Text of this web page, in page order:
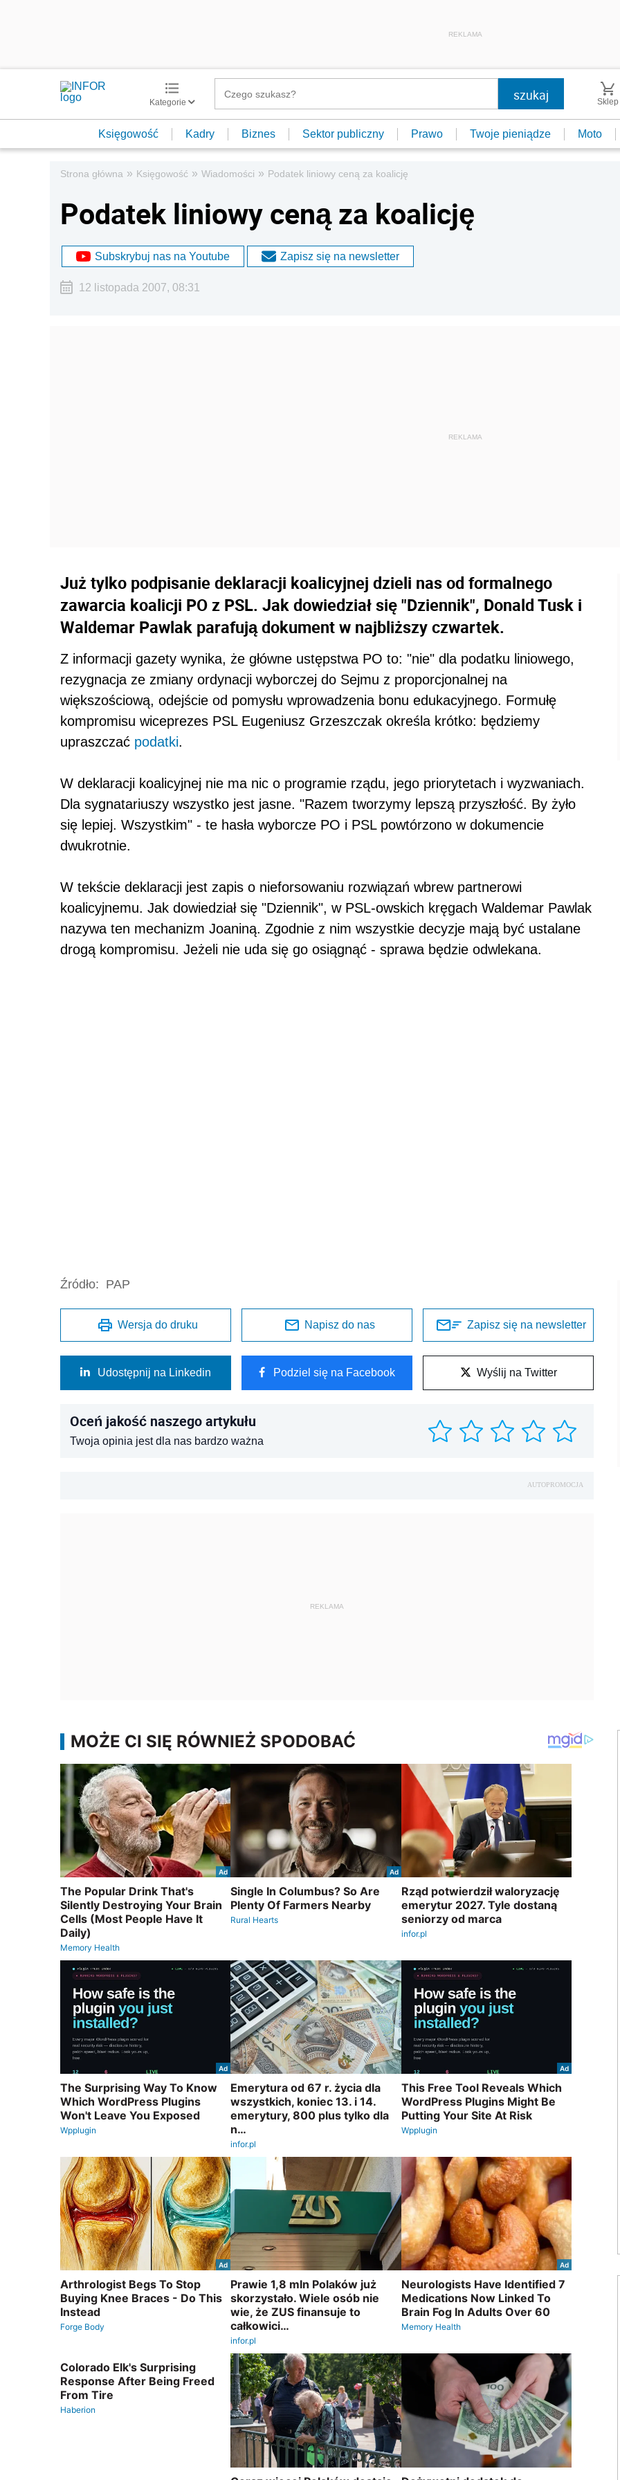
REKLAMA
Kategorie Sklep
Księgowość Kadry Biznes Sektor publiczny Prawo Twoje pieniądze Moto
Strona główna » Księgowość » Wiadomości » Podatek liniowy ceną za koalicję
Podatek liniowy ceną za koalicję
Subskrybuj nas na Youtube Zapisz się na newsletter
12 listopada 2007, 08:31
Już tylko podpisanie deklaracji koalicyjnej dzieli nas od formalnego
zawarcia koalicji PO z PSL. Jak dowiedział się "Dziennik", Donald Tusk i
Waldemar Pawlak parafują dokument w najbliższy czwartek.
Z informacji gazety wynika, że główne ustępstwa PO to: "nie" dla podatku liniowego,
rezygnacja ze zmiany ordynacji wyborczej do Sejmu z proporcjonalnej na
większościową, odejście od pomysłu wprowadzenia bonu edukacyjnego. Formułę
kompromisu wiceprezes PSL Eugeniusz Grzeszczak określa krótko: będziemy
upraszczać podatki.
W deklaracji koalicyjnej nie ma nic o programie rządu, jego priorytetach i wyzwaniach.
Dla sygnatariuszy wszystko jest jasne. "Razem tworzymy lepszą przyszłość. By żyło
się lepiej. Wszystkim" - te hasła wyborcze PO i PSL powtórzono w dokumencie
dwukrotnie.
W tekście deklaracji jest zapis o nieforsowaniu rozwiązań wbrew partnerowi
koalicyjnemu. Jak dowiedział się "Dziennik", w PSL-owskich kręgach Waldemar Pawlak
nazywa ten mechanizm Joaniną. Zgodnie z nim wszystkie decyzje mają być ustalane
drogą kompromisu. Jeżeli nie uda się go osiągnąć - sprawa będzie odwlekana.
Źródło: PAP
Wersja do druku Napisz do nas Zapisz się na newsletter
Udostępnij na Linkedin Podziel się na Facebook Wyślij na Twitter
Oceń jakość naszego artykułu
Twoja opinia jest dla nas bardzo ważna
AUTOPROMOCJA
REKLAMA